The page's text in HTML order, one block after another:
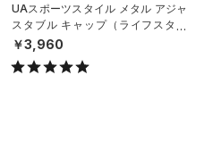
UAスポーツスタイル メタル アジャ
スタブル キャップ（ライフスタイ
ル/MEN）
￥3,960